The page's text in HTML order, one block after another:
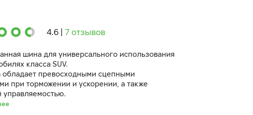
4.6 7 отзывов
шина для универсального использования
класса SUV.
обладает превосходными сцепными
при торможении и ускорении, а также
управляемостью.